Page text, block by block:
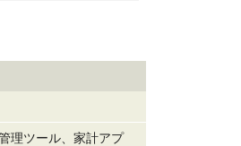
理ツール、家計アプ